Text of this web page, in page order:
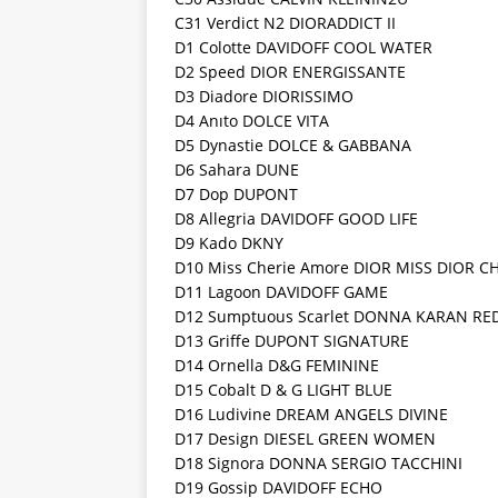
C31 Verdict N2 DIORADDICT II
D1 Colotte DAVIDOFF COOL WATER
D2 Speed DIOR ENERGISSANTE
D3 Diadore DIORISSIMO
D4 Anıto DOLCE VITA
D5 Dynastie DOLCE & GABBANA
D6 Sahara DUNE
D7 Dop DUPONT
D8 Allegria DAVIDOFF GOOD LIFE
D9 Kado DKNY
D10 Miss Cherie Amore DIOR MISS DIOR
D11 Lagoon DAVIDOFF GAME
D12 Sumptuous Scarlet DONNA KARAN
D13 Griffe DUPONT SIGNATURE
D14 Ornella D&G FEMININE
D15 Cobalt D & G LIGHT BLUE
D16 Ludivine DREAM ANGELS DIVINE
D17 Design DIESEL GREEN WOMEN
D18 Signora DONNA SERGIO TACCHINI
D19 Gossip DAVIDOFF ECHO